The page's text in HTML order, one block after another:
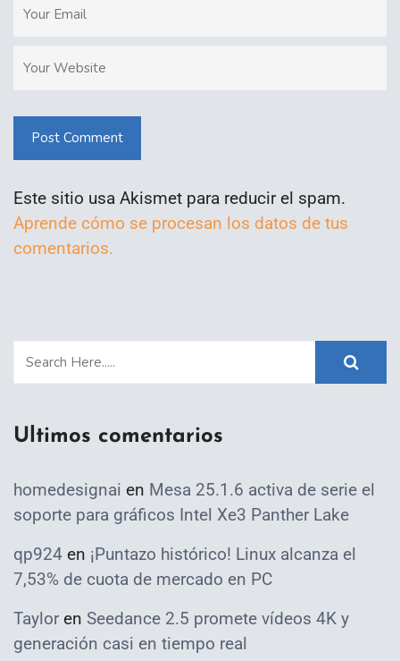
Post Comment
Este sitio usa Akismet para reducir el spam.
Aprende cómo se procesan los datos de tus
comentarios.
Ultimos comentarios
homedesignai en Mesa 25.1.6 activa de serie el
soporte para gráficos Intel Xe3 Panther Lake
qp924 en ¡Puntazo histórico! Linux alcanza el
7,53% de cuota de mercado en PC
Taylor en Seedance 2.5 promete vídeos 4K y
generación casi en tiempo real